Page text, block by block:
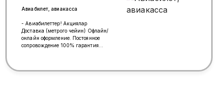
Авиабилет, авиакасса
- Авиабилеттер! Акциялар
Доставка (метрого чейин) Офлайн/
онлайн оформление. Постоянное
сопровождение 100% гарантия